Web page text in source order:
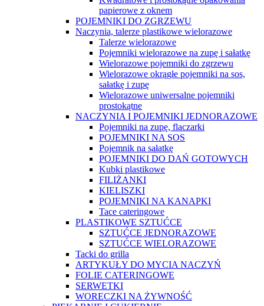
papierowe z oknem
POJEMNIKI DO ZGRZEWU
Naczynia, talerze plastikowe wielorazowe
Talerze wielorazowe
Pojemniki wielorazowe na zupę i sałatkę
Wielorazowe pojemniki do zgrzewu
Wielorazowe okrągłe pojemniki na sos,
sałatkę i zupę
Wielorazowe uniwersalne pojemniki
prostokątne
NACZYNIA I POJEMNIKI JEDNORAZOWE
Pojemniki na zupę, flaczarki
POJEMNIKI NA SOS
Pojemnik na sałatkę
POJEMNIKI DO DAŃ GOTOWYCH
Kubki plastikowe
FILIŻANKI
KIELISZKI
POJEMNIKI NA KANAPKI
Tace cateringowe
PLASTIKOWE SZTUĆCE
SZTUĆCE JEDNORAZOWE
SZTUĆCE WIELORAZOWE
Tacki do grilla
ARTYKUŁY DO MYCIA NACZYŃ
FOLIE CATERINGOWE
SERWETKI
WORECZKI NA ŻYWNOŚĆ